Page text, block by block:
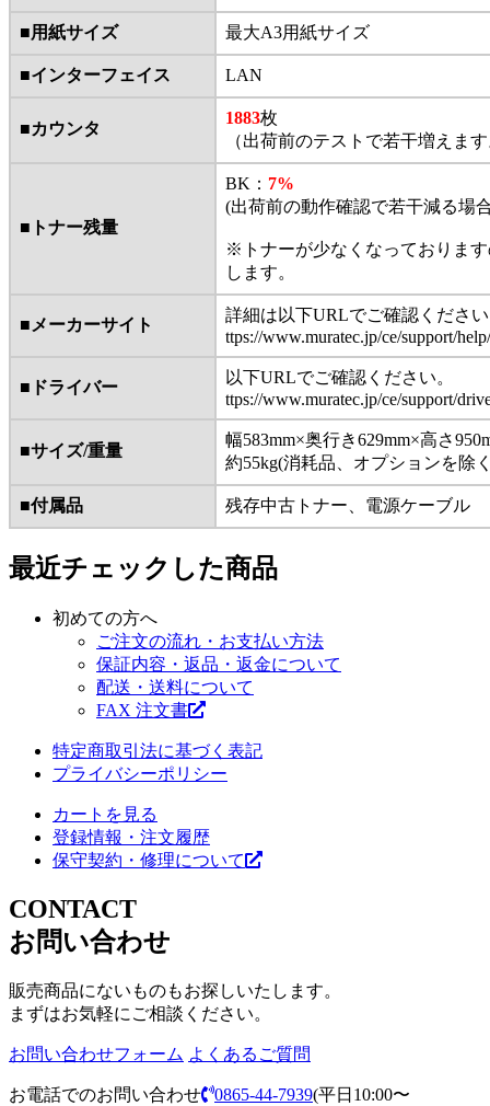
■用紙サイズ 最大A3用紙サイズ
■インターフェイス LAN
■カウンタ
1883枚
（出荷前のテストで若干増えま
■トナー残量
BK： 7%
(出荷前の動作確認で若干減る場
※トナーが少なくなっておりま
します。
■メーカーサイト
詳細は以下URLでご確認くださ
ttps://www.muratec.jp/ce/support/
■ドライバー
以下URLでご確認ください。
ttps://www.muratec.jp/ce/support/
■サイズ/重量
幅583mm×奥行き629mm×高さ
約55kg(消耗品、オプションを除
■付属品 残存中古トナー、電源ケーブル
最近チェックした商品
初めての方へ
ご注文の流れ・お支払い方法
保証内容・返品・返金について
配送・送料について
FAX 注文書
特定商取引法に基づく表記
プライバシーポリシー
カートを見る
登録情報・注文履歴
保守契約・修理について
CONTACT
お問い合わせ
販売商品にないものもお探しいたします。
まずはお気軽にご相談ください。
お問い合わせフォーム よくあるご質問
お電話でのお問い合わせ 0865-44-7939(平日10:00〜